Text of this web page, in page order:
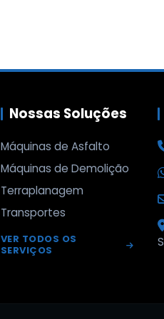
Nossas Soluções
Máquinas de Asfalto
Máquinas de Demolição
Terraplanagem
Transportes
VER TODOS OS
SERVIÇOS